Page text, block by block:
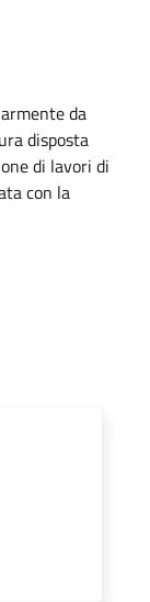
da
disposta
di lavori di
con la